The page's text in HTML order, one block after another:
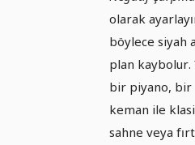
olarak
böylece siyah
plan kaybolur.
bir piyano, bir
keman ile
sahne veya